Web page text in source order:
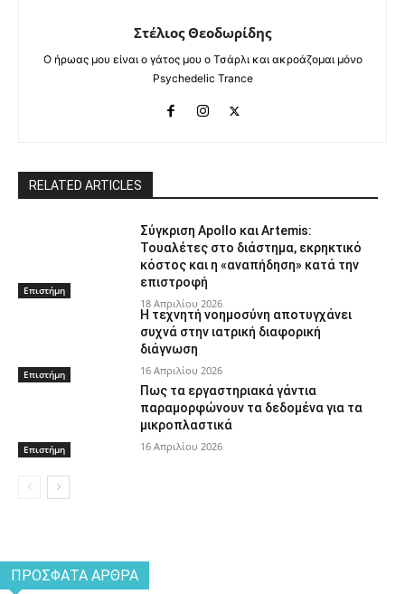
Στέλιος Θεοδωρίδης
Ο ήρωας μου είναι ο γάτος μου ο Τσάρλι και ακροάζομαι μόνο
Psychedelic Trance
RELATED ARTICLES
Επιστήμη
Σύγκριση Apollo και Artemis:
Τουαλέτες στο διάστημα, εκρηκτικό
κόστος και η «αναπήδηση» κατά την
επιστροφή
18 Απριλίου 2026
Επιστήμη
Η τεχνητή νοημοσύνη αποτυγχάνει
συχνά στην ιατρική διαφορική
διάγνωση
16 Απριλίου 2026
Επιστήμη
Πως τα εργαστηριακά γάντια
παραμορφώνουν τα δεδομένα για τα
μικροπλαστικά
16 Απριλίου 2026
ΠΡΌΣΦΑΤΑ ΆΡΘΡΑ